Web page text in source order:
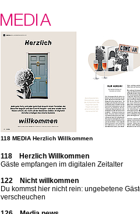
118 MEDIA Herzlich Willkommen
118 Herzlich Willkommen
Gäste empfangen im digitalen Zeitalter
122 Nicht willkommen
Du kommst hier nicht rein: ungebetene
verscheuchen